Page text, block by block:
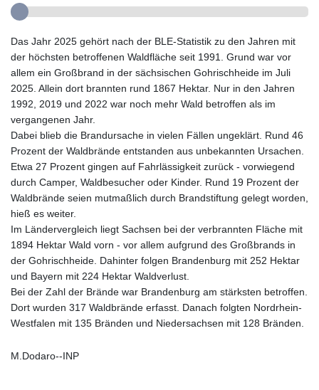
Das Jahr 2025 gehört nach der BLE-Statistik zu den Jahren mit
der höchsten betroffenen Waldfläche seit 1991. Grund war vor
allem ein Großbrand in der sächsischen Gohrischheide im Juli
2025. Allein dort brannten rund 1867 Hektar. Nur in den Jahren
1992, 2019 und 2022 war noch mehr Wald betroffen als im
vergangenen Jahr.
Dabei blieb die Brandursache in vielen Fällen ungeklärt. Rund 46
Prozent der Waldbrände entstanden aus unbekannten Ursachen.
Etwa 27 Prozent gingen auf Fahrlässigkeit zurück - vorwiegend
durch Camper, Waldbesucher oder Kinder. Rund 19 Prozent der
Waldbrände seien mutmaßlich durch Brandstiftung gelegt worden,
hieß es weiter.
Im Ländervergleich liegt Sachsen bei der verbrannten Fläche mit
1894 Hektar Wald vorn - vor allem aufgrund des Großbrands in
der Gohrischheide. Dahinter folgen Brandenburg mit 252 Hektar
und Bayern mit 224 Hektar Waldverlust.
Bei der Zahl der Brände war Brandenburg am stärksten betroffen.
Dort wurden 317 Waldbrände erfasst. Danach folgten Nordrhein-
Westfalen mit 135 Bränden und Niedersachsen mit 128 Bränden.
M.Dodaro--INP